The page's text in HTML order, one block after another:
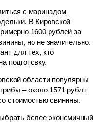
с маринадом,
В Кировской
1600 рублей за
но не значительно.
для тех, кто
подготовку.
области популярны
– около 1571 рубля
стоимостью свинины.
более экономичный